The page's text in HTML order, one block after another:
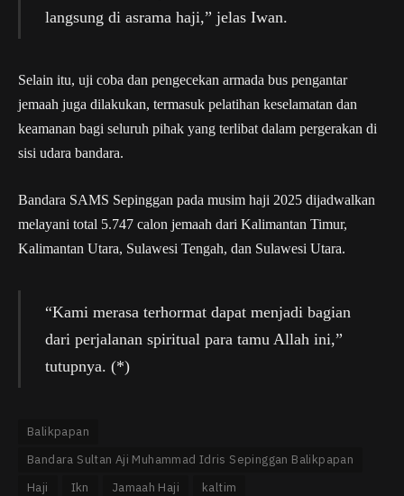
langsung di asrama haji,” jelas Iwan.
Selain itu, uji coba dan pengecekan armada bus pengantar
jemaah juga dilakukan, termasuk pelatihan keselamatan dan
keamanan bagi seluruh pihak yang terlibat dalam pergerakan di
sisi udara bandara.
Bandara SAMS Sepinggan pada musim haji 2025 dijadwalkan
melayani total 5.747 calon jemaah dari Kalimantan Timur,
Kalimantan Utara, Sulawesi Tengah, dan Sulawesi Utara.
“Kami merasa terhormat dapat menjadi bagian
dari perjalanan spiritual para tamu Allah ini,”
tutupnya. (*)
Balikpapan
Bandara Sultan Aji Muhammad Idris Sepinggan Balikpapan
Haji
Ikn Jamaah Haji kaltim